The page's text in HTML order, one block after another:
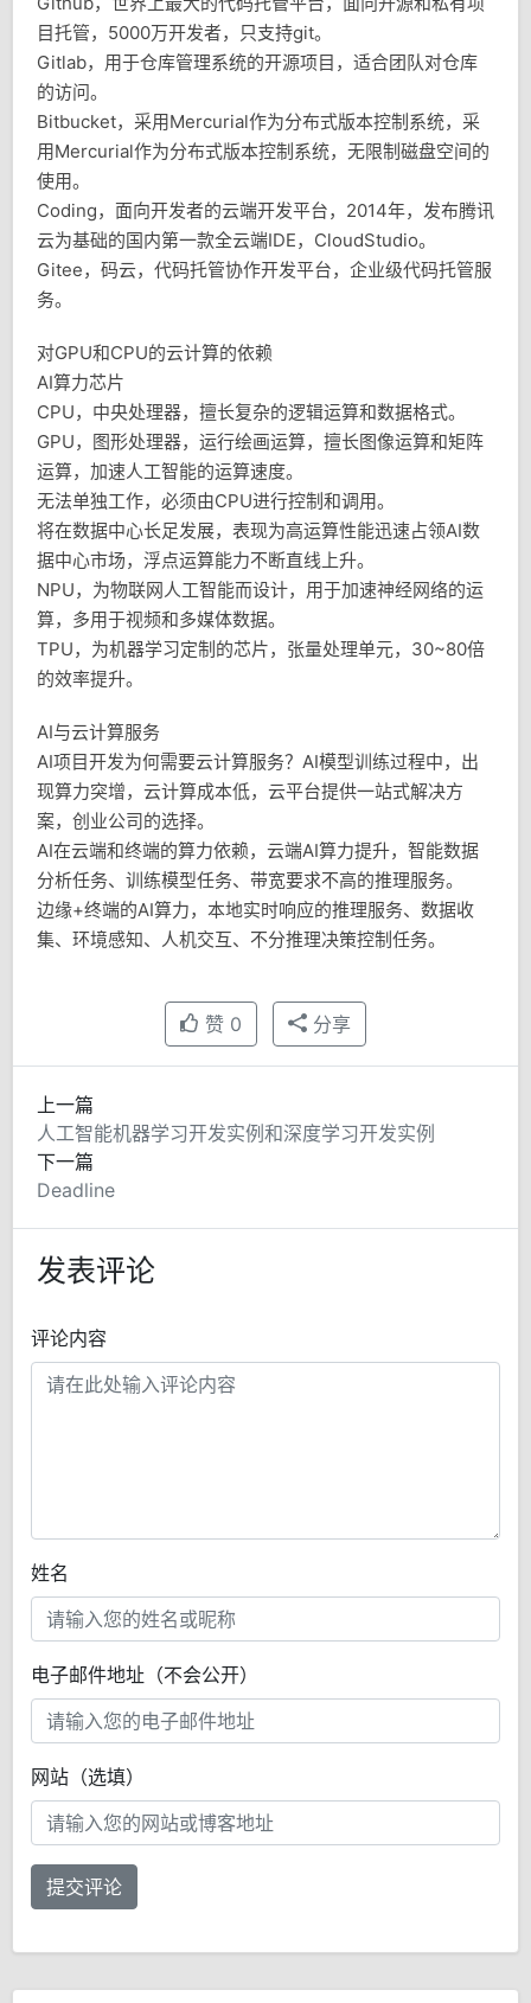
目托管，5000万开发者，只支持git。
Gitlab，用于仓库管理系统的开源项目，适合团队对仓库
的访问。
Bitbucket，采用Mercurial作为分布式版本控制系统，采
用Mercurial作为分布式版本控制系统，无限制磁盘空间的
使用。
Coding，面向开发者的云端开发平台，2014年，发布腾讯
云为基础的国内第一款全云端IDE，CloudStudio。
Gitee，码云，代码托管协作开发平台，企业级代码托管服
务。
对GPU和CPU的云计算的依赖
AI算力芯片
CPU，中央处理器，擅长复杂的逻辑运算和数据格式。
GPU，图形处理器，运行绘画运算，擅长图像运算和矩阵
运算，加速人工智能的运算速度。
无法单独工作，必须由CPU进行控制和调用。
将在数据中心长足发展，表现为高运算性能迅速占领AI数
据中心市场，浮点运算能力不断直线上升。
NPU，为物联网人工智能而设计，用于加速神经网络的运
算，多用于视频和多媒体数据。
TPU，为机器学习定制的芯片，张量处理单元，30~80倍
的效率提升。
AI与云计算服务
AI项目开发为何需要云计算服务？AI模型训练过程中，出
现算力突增，云计算成本低，云平台提供一站式解决方
案，创业公司的选择。
AI在云端和终端的算力依赖，云端AI算力提升，智能数据
分析任务、训练模型任务、带宽要求不高的推理服务。
边缘+终端的AI算力，本地实时响应的推理服务、数据收
集、环境感知、人机交互、不分推理决策控制任务。
赞 0 分享
上一篇
人工智能机器学习开发实例和深度学习开发实例
下一篇
Deadline
发表评论
评论内容
姓名
电子邮件地址（不会公开）
网站（选填）
提交评论